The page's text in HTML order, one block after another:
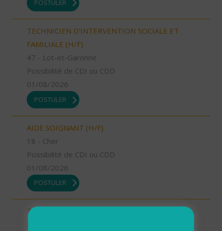
POSTULER
TECHNICIEN D’INTERVENTION SOCIALE ET
FAMILIALE (H/F)
47 - Lot-et-Garonne
Possibilité de CDI ou CDD
01/08/2026
POSTULER
AIDE SOIGNANT (H/F)
18 - Cher
Possibilité de CDI ou CDD
01/08/2026
POSTULER
TECHNICIEN D’INTERVENTION SOCIALE ET
FAMILIALE (H/F)